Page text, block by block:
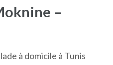
–
à domicile à Tunis